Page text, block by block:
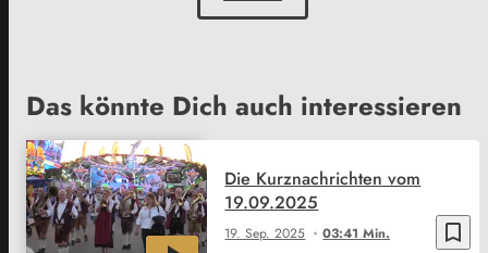
Das könnte Dich auch interessieren
bookmark_border
19. Sep. 2025 03:41 Min.
Die Kurznachrichten vom
19.09.2025